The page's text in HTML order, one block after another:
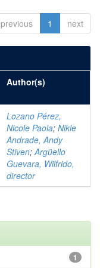
previous 1 next
Author(s)
Lozano Pérez,
Nicole Paola; Nikle
Andrade, Andy
Stiven;Argüello
Guevara, Wilfrido,
director
1